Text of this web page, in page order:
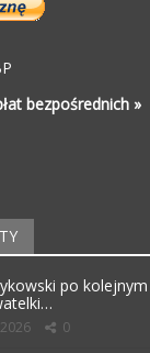
bezpośrednich »
po
0